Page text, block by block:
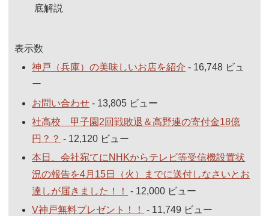
底解説
表示数
神戸（兵庫）の美味しいお店を紹介 - 16,748 ビュ
ー
お問い合わせ - 13,805 ビュー
社高校 甲子園2回戦敗退＆高野連の寄付金18億
円？？ - 12,120 ビュー
本日、会社宛てにNHKからテレビ等受信機設置状
況の報告を4月15日（火）までに送付しなさいとお
達しが届きました！！
- 12,000 ビュー
V神戸無料プレゼント！！
- 11,749 ビュー